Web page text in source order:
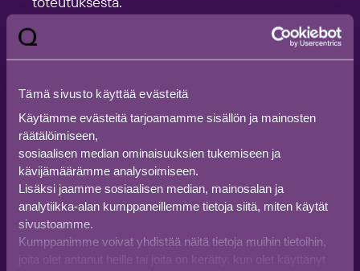
Tämä sivusto käyttää evästeitä
Käytämme evästeitä tarjoamamme sisällön ja mainosten
räätälöimiseen,
sosiaalisen median ominaisuuksien tukemiseen ja
kävijämäärämme analysoimiseen.
Lisäksi jaamme sosiaalisen median, mainosalan ja
analytiikka-alan kumppaneillemme tietoja siitä, miten käytät
sivustoamme.
Kumppanimme voivat yhdistää näitä tietoja muihin tietoihin,
joita olet antanut heille tai joita on kerätty, kun olet käyttänyt
Me Qurulla varmistamme, että nämä
ulottuvuudet kohtaavat tuottaen mitattavia
tulevaisuuden kasvulle.
Digitaalinen markkinointi ei ole koskaan
valmista – maailma muuttuu, ja sen mukana
markkinointi. Tulevaisuuden digimarkkinointi
vaatii muutakin kuin perustyökaluja. Se vaatii
kumppanin, joka kulkee rinnallasi, ymmärtää
liiketoimintasi tarpeet ja vie markkinointisi